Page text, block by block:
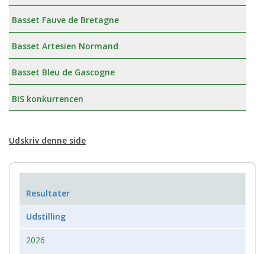
Basset Fauve de Bretagne
Basset Artesien Normand
Basset Bleu de Gascogne
BIS konkurrencen
Udskriv denne side
Resultater
Udstilling
2026